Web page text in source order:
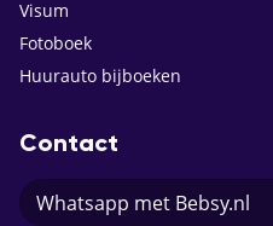
Visum
Fotoboek
Huurauto bijboeken
Contact
Whatsapp met Bebsy.nl